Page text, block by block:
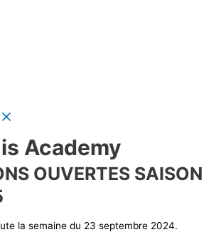
Academy
OUVERTES SAISON
la semaine du 23 septembre 2024.